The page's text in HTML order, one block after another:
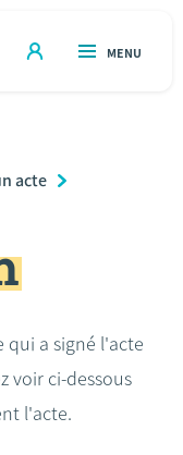
OUVERT
MENU
acte
qui a signé l'acte
voir ci-dessous
l'acte.